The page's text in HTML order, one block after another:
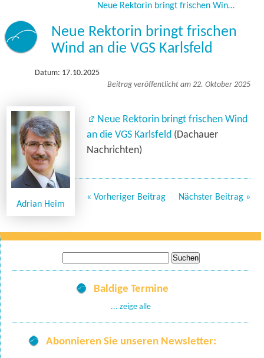
Neue Rektorin bringt frischen Wind an die VGS Karlsfeld
Neue Rektorin bringt frischen
Wind an die VGS Karlsfeld
Datum: 17.10.2025
Beitrag veröffentlicht am 22. Oktober 2025
Adrian Heim
Neue Rektorin bringt frischen Wind
an die VGS Karlsfeld (Dachauer
Nachrichten)
« Vorheriger Beitrag Nächster Beitrag »
nach:
Baldige Termine
... zeige alle
Abonnieren Sie unseren Newsletter: